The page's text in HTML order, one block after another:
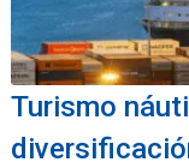
Turismo